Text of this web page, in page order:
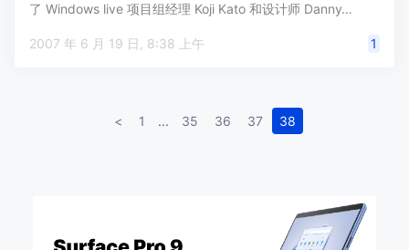
了 Windows live 项目组经理 Koji Kato 和设计师 Danny…
2007 年 6 月 19 日, 8:38 上午 1
< 1 ... 35 36 37 38